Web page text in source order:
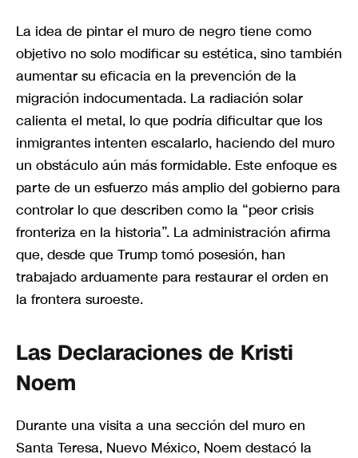
La idea de pintar el muro de negro tiene como
objetivo no solo modificar su estética, sino también
aumentar su eficacia en la prevención de la
migración indocumentada. La radiación solar
calienta el metal, lo que podría dificultar que los
inmigrantes intenten escalarlo, haciendo del muro
un obstáculo aún más formidable. Este enfoque es
parte de un esfuerzo más amplio del gobierno para
controlar lo que describen como la “peor crisis
fronteriza en la historia”. La administración afirma
que, desde que Trump tomó posesión, han
trabajado arduamente para restaurar el orden en
la frontera suroeste.
Las Declaraciones de Kristi
Noem
Durante una visita a una sección del muro en
Santa Teresa, Nuevo México, Noem destacó la